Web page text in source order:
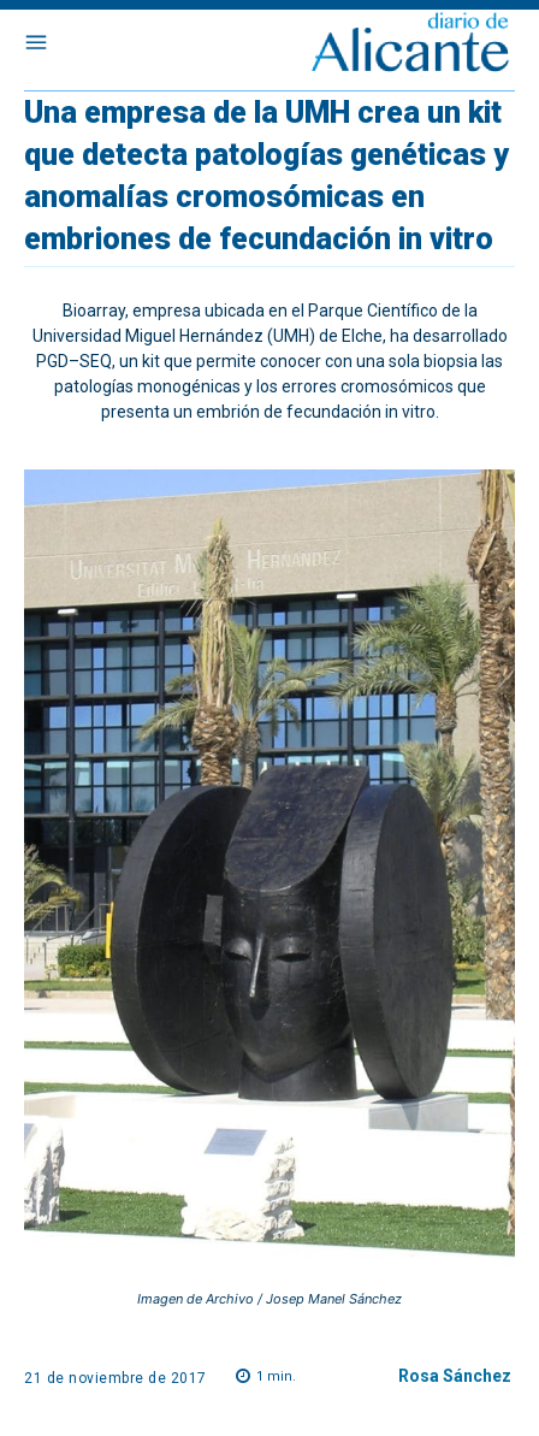
Una empresa de la UMH crea un kit
que detecta patologías genéticas y
anomalías cromosómicas en
embriones de fecundación in vitro
Bioarray, empresa ubicada en el Parque Científico de la
Universidad Miguel Hernández (UMH) de Elche, ha desarrollado
PGD–SEQ, un kit que permite conocer con una sola biopsia las
patologías monogénicas y los errores cromosómicos que
presenta un embrión de fecundación in vitro.
Imagen de Archivo / Josep Manel Sánchez
21 de noviembre de 2017 1 min. Rosa Sánchez